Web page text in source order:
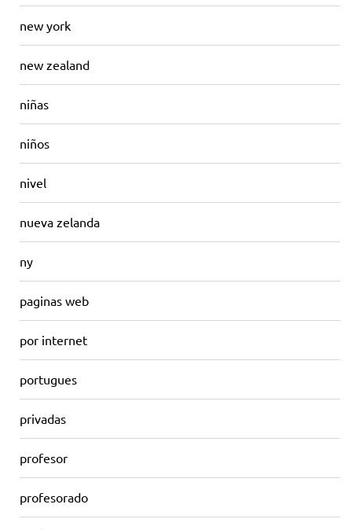
new york
new zealand
niñas
niños
nivel
nueva zelanda
ny
paginas web
por internet
portugues
privadas
profesor
profesorado